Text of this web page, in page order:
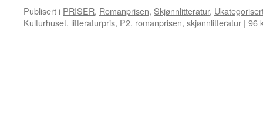
Publisert i PRISER, Romanprisen, Skjønnlitteratur,
Kulturhuset, litteraturpris, P2, romanprisen, skjønnlitteratur | 96